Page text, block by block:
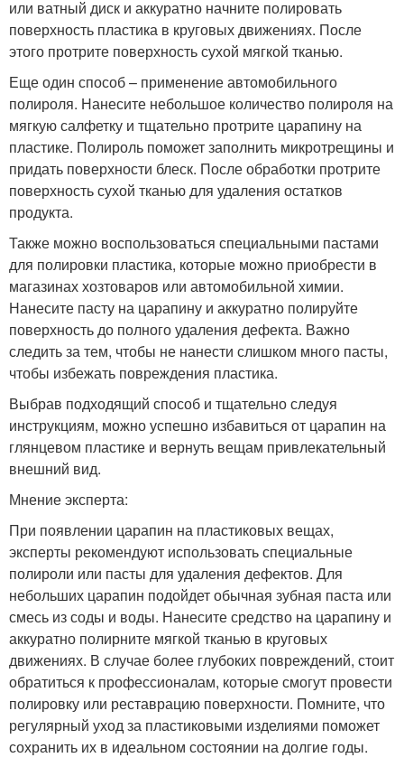
или ватный диск и аккуратно начните полировать
поверхность пластика в круговых движениях. После
этого протрите поверхность сухой мягкой тканью.
Еще один способ – применение автомобильного
полироля. Нанесите небольшое количество полироля на
мягкую салфетку и тщательно протрите царапину на
пластике. Полироль поможет заполнить микротрещины и
придать поверхности блеск. После обработки протрите
поверхность сухой тканью для удаления остатков
продукта.
Также можно воспользоваться специальными пастами
для полировки пластика, которые можно приобрести в
магазинах хозтоваров или автомобильной химии.
Нанесите пасту на царапину и аккуратно полируйте
поверхность до полного удаления дефекта. Важно
следить за тем, чтобы не нанести слишком много пасты,
чтобы избежать повреждения пластика.
Выбрав подходящий способ и тщательно следуя
инструкциям, можно успешно избавиться от царапин на
глянцевом пластике и вернуть вещам привлекательный
внешний вид.
Мнение эксперта:
При появлении царапин на пластиковых вещах,
эксперты рекомендуют использовать специальные
полироли или пасты для удаления дефектов. Для
небольших царапин подойдет обычная зубная паста или
смесь из соды и воды. Нанесите средство на царапину и
аккуратно полирните мягкой тканью в круговых
движениях. В случае более глубоких повреждений, стоит
обратиться к профессионалам, которые смогут провести
полировку или реставрацию поверхности. Помните, что
регулярный уход за пластиковыми изделиями поможет
сохранить их в идеальном состоянии на долгие годы.